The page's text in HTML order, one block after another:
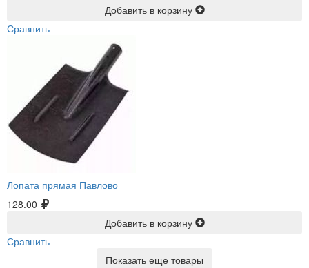
Добавить в корзину
Сравнить
Лопата прямая Павлово
128.00
Добавить в корзину
Сравнить
Показать еще товары